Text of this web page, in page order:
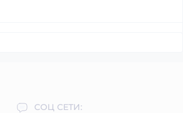
СОЦ СЕТИ: